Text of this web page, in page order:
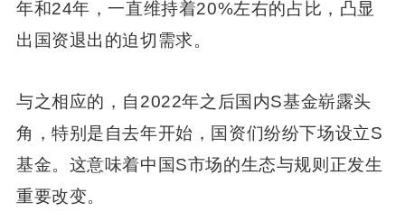
年和24年，一直维持着20%左右的占比，凸显
出国资退出的迫切需求。
与之相应的，自2022年之后国内S基金崭露头
角，特别是自去年开始，国资们纷纷下场设立S
基金。这意味着中国S市场的生态与规则正发生
重要改变。